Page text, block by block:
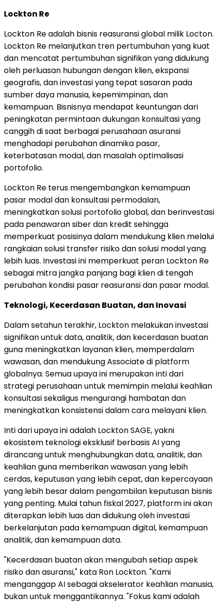
Lockton Re
Lockton Re adalah bisnis reasuransi global milik Locton.
Lockton Re melanjutkan tren pertumbuhan yang kuat
dan mencatat pertumbuhan signifikan yang didukung
oleh perluasan hubungan dengan klien, ekspansi
geografis, dan investasi yang tepat sasaran pada
sumber daya manusia, kepemimpinan, dan
kemampuan. Bisnisnya mendapat keuntungan dari
peningkatan permintaan dukungan konsultasi yang
canggih di saat berbagai perusahaan asuransi
menghadapi perubahan dinamika pasar,
keterbatasan modal, dan masalah optimalisasi
portofolio.
Lockton Re terus mengembangkan kemampuan
pasar modal dan konsultasi permodalan,
meningkatkan solusi portofolio global, dan berinvestasi
pada penawaran siber dan kredit sehingga
memperkuat posisinya dalam mendukung klien melalui
rangkaian solusi transfer risiko dan solusi modal yang
lebih luas. Investasi ini memperkuat peran Lockton Re
sebagai mitra jangka panjang bagi klien di tengah
perubahan kondisi pasar reasuransi dan pasar modal.
Teknologi, Kecerdasan Buatan, dan Inovasi
Dalam setahun terakhir, Lockton melakukan investasi
signifikan untuk data, analitik, dan kecerdasan buatan
guna meningkatkan layanan klien, memperdalam
wawasan, dan mendukung Associate di platform
globalnya. Semua upaya ini merupakan inti dari
strategi perusahaan untuk memimpin melalui keahlian
konsultasi sekaligus mengurangi hambatan dan
meningkatkan konsistensi dalam cara melayani klien.
Inti dari upaya ini adalah Lockton SAGE, yakni
ekosistem teknologi eksklusif berbasis AI yang
dirancang untuk menghubungkan data, analitik, dan
keahlian guna memberikan wawasan yang lebih
cerdas, keputusan yang lebih cepat, dan kepercayaan
yang lebih besar dalam pengambilan keputusan bisnis
yang penting. Mulai tahun fiskal 2027, platform ini akan
diterapkan lebih luas dan didukung oleh investasi
berkelanjutan pada kemampuan digital, kemampuan
analitik, dan kemampuan data.
"Kecerdasan buatan akan mengubah setiap aspek
risiko dan asuransi," kata Ron Lockton. "Kami
menganggap AI sebagai akselerator keahlian manusia,
bukan untuk menggantikannya. "Fokus kami adalah